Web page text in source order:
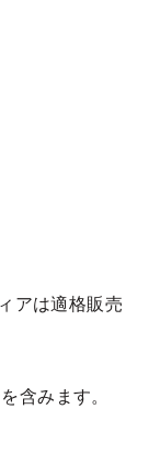
アは適格販売
含みます。